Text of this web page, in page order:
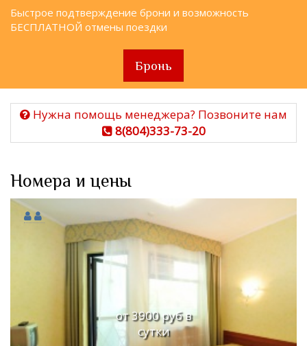
Быстрое подтверждение брони и возможность
БЕСПЛАТНОЙ отмены поездки
Бронь
Нужна помощь менеджера? Позвоните нам
8(804)333-73-20
Номера и цены
от 3900 руб в
сутки